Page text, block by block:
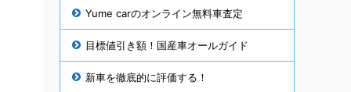
Yume carのオンライン無料車査定
目標値引き額！国産車オールガイド
新車を徹底的に評価する！